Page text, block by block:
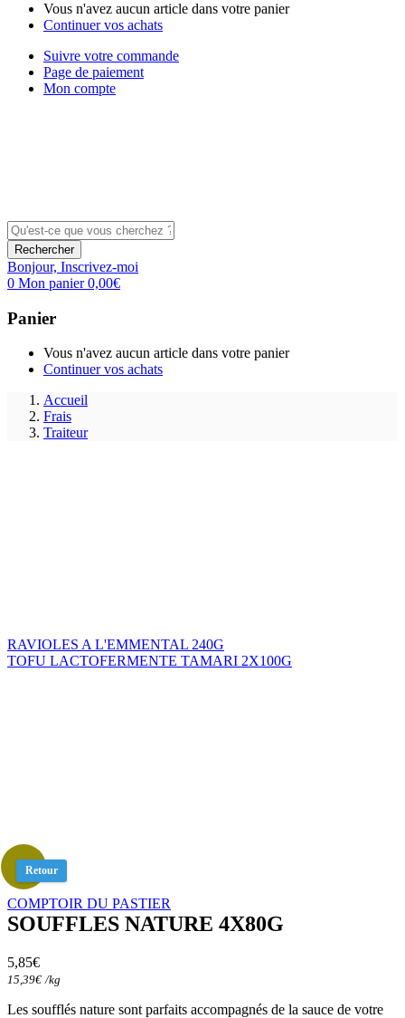
Vous n'avez aucun article dans votre panier
Continuer vos achats
Suivre votre commande
Page de paiement
Mon compte
Rechercher
Bonjour, Inscrivez-moi
0 Mon panier0,00€
Panier
Vous n'avez aucun article dans votre panier
Continuer vos achats
Accueil
Frais
Traiteur
RAVIOLES A L'EMMENTAL 240G
TOFU LACTOFERMENTE TAMARI 2X100G
Retour
COMPTOIR DU PASTIER
SOUFFLES NATURE 4X80G
5,85€
15,39€ /kg
Les soufflés nature sont parfaits accompagnés de la sauce de votre